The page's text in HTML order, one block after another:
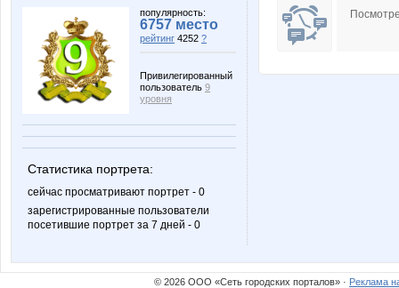
популярность:
6757 место
рейтинг 4252 ?
Привилегированный
пользователь 9
уровня
Статистика портрета:
сейчас просматривают портрет - 0
зарегистрированные пользователи
посетившие портрет за 7 дней - 0
мяу 060
© 2026 ООО «Сеть городских порталов» · Реклама